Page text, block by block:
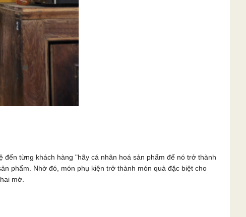
từng khách hàng "hãy cá nhân hoá sản phẩm để nó trở thành
phẩm. Nhờ đó, món phụ kiện trở thành món quà đặc biệt cho
mờ.